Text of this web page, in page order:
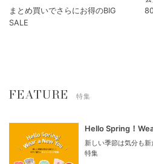
まとめ買いでさらにお得のBIG
SALE
FEATURE 特集
Hello Spring！
新しい季節は気分も
特集